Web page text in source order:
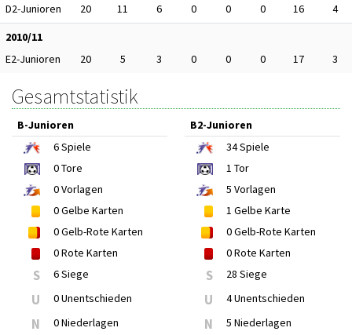
D2-Junioren
20 11 6 0 0 0 16
4
2010/11
E2-Junioren
20 5 3 0 0 0 17 3
Gesamtstatistik
B-Junioren
6Spiele
0Tore
0Vorlagen
0Gelbe Karten
0Gelb-Rote Karten
0Rote Karten
S 6 Siege
U 0 Unentschieden
N 0 Niederlagen
B2-Junioren
34Spiele
1 Tor
5 Vorlagen
1 Gelbe Karte
0Gelb-Rote Karten
0Rote Karten
S 28 Siege
U 4 Unentschieden
N 5 Niederlagen